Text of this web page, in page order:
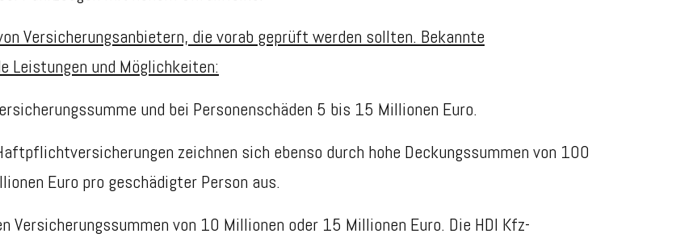
Versicherungsanbietern, die vorab geprüft werden sollten. Bekannte
Leistungen und Möglichkeiten:
und bei Personenschäden 5 bis 15 Millionen Euro.
zeichnen sich ebenso durch hohe Deckungssummen von 100
Euro pro geschädigter Person aus.
Versicherungssummen von 10 Millionen oder 15 Millionen Euro. Die HDI Kfz-